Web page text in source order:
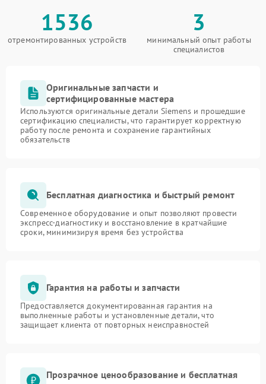
1536
отремонтированных устройств
3
минимальный опыт работы
специалистов
Оригинальные запчасти и
сертифицированные мастера
Используются оригинальные детали Siemens и прошедшие
сертификацию специалисты, что гарантирует корректную
работу после ремонта и сохранение гарантийных
обязательств
Бесплатная диагностика и быстрый ремонт
Современное оборудование и опыт позволяют провести
экспресс-диагностику и восстановление в кратчайшие
сроки, минимизируя время без устройства
Гарантия на работы и запчасти
Предоставляется документированная гарантия на
выполненные работы и установленные детали, что
защищает клиента от повторных неисправностей
Прозрачное ценообразование и бесплатная